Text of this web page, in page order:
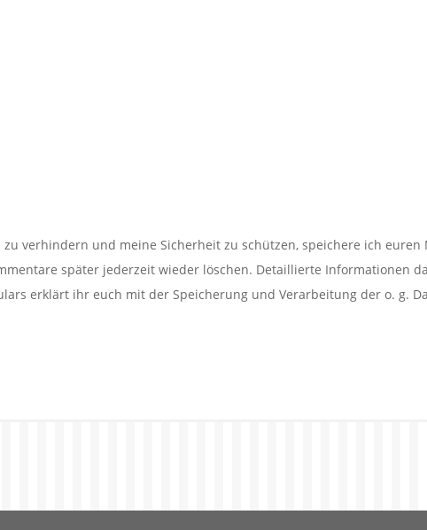
verhindern und meine Sicherheit zu schützen, speichere ich euren
später jederzeit wieder löschen. Detaillierte Informationen
erklärt ihr euch mit der Speicherung und Verarbeitung der o. g.